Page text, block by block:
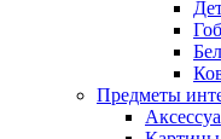
Предметы